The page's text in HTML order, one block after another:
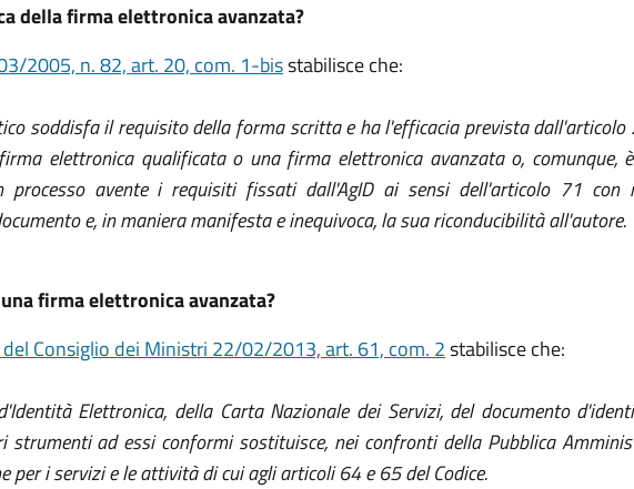
della firma elettronica avanzata?
2005, n. 82, art. 20, com. 1-bisstabilisce che:
soddisfa il requisito della forma scritta e ha l'efficacia prevista
elettronica qualificata o una firma elettronica avanzata o, comunque,
processo avente i requisiti fissati dall'AgID ai sensi dell'articolo 71
e, in maniera manifesta e inequivoca, la sua riconducibilità all'autore.
firma elettronica avanzata?
Consiglio dei Ministri 22/02/2013, art. 61, com. 2stabilisce che:
Elettronica, della Carta Nazionale dei Servizi, del documento
strumenti ad essi conformi sostituisce, nei confronti della Pubblica
per i servizi e le attività di cui agli articoli 64 e 65 del Codice.